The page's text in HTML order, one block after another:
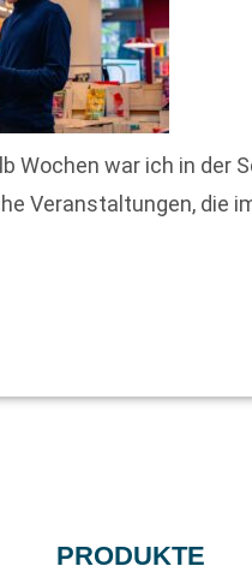
Wochen war ich in der
Veranstaltungen, die
PRODUKTE